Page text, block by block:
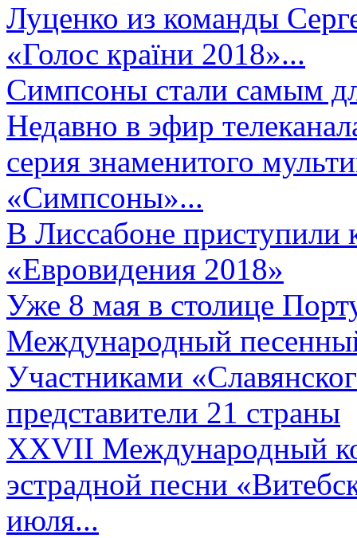
Луценко из команды
«Голос країни 2018»...
Симпсоны стали самым
Недавно в эфир
серия знаменитого
«Симпсоны»...
В Лиссабоне приступили
«Евровидения 2018»
Уже 8 мая в столице
Международный
Участниками
представители 21 страны
XXVII Международный
эстрадной песни
июля...